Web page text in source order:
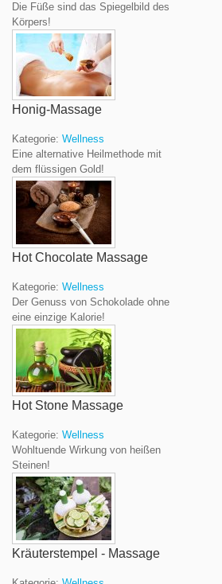
Die Füße sind das Spiegelbild des
Körpers!
Honig-Massage
Kategorie: Wellness
Eine alternative Heilmethode mit
dem flüssigen Gold!
Hot Chocolate Massage
Kategorie: Wellness
Der Genuss von Schokolade ohne
eine einzige Kalorie!
Hot Stone Massage
Kategorie: Wellness
Wohltuende Wirkung von heißen
Steinen!
Kräuterstempel - Massage